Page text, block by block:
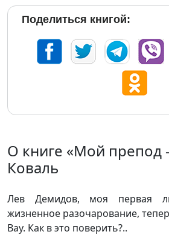
Поделиться книгой:
О книге «Мой
Коваль
Лев Демидов, моя первая
жизненное разочарование,
Вау. Как в это поверить?..